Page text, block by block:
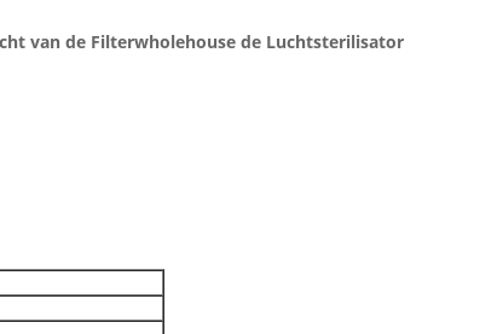
van de Filterwholehouse de Luchtsterilisator